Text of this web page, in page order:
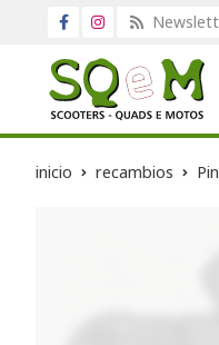
inicio recambios